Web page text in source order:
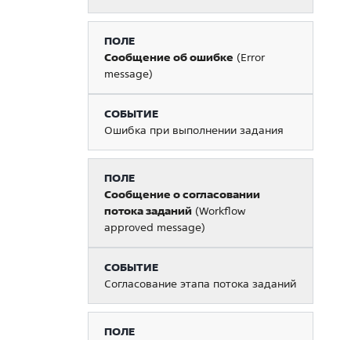
Сообщение об ошибке (Error
message)
Ошибка при выполнении задания
Сообщение о согласовании
потока заданий (Workflow
approved message)
Согласование этапа потока заданий